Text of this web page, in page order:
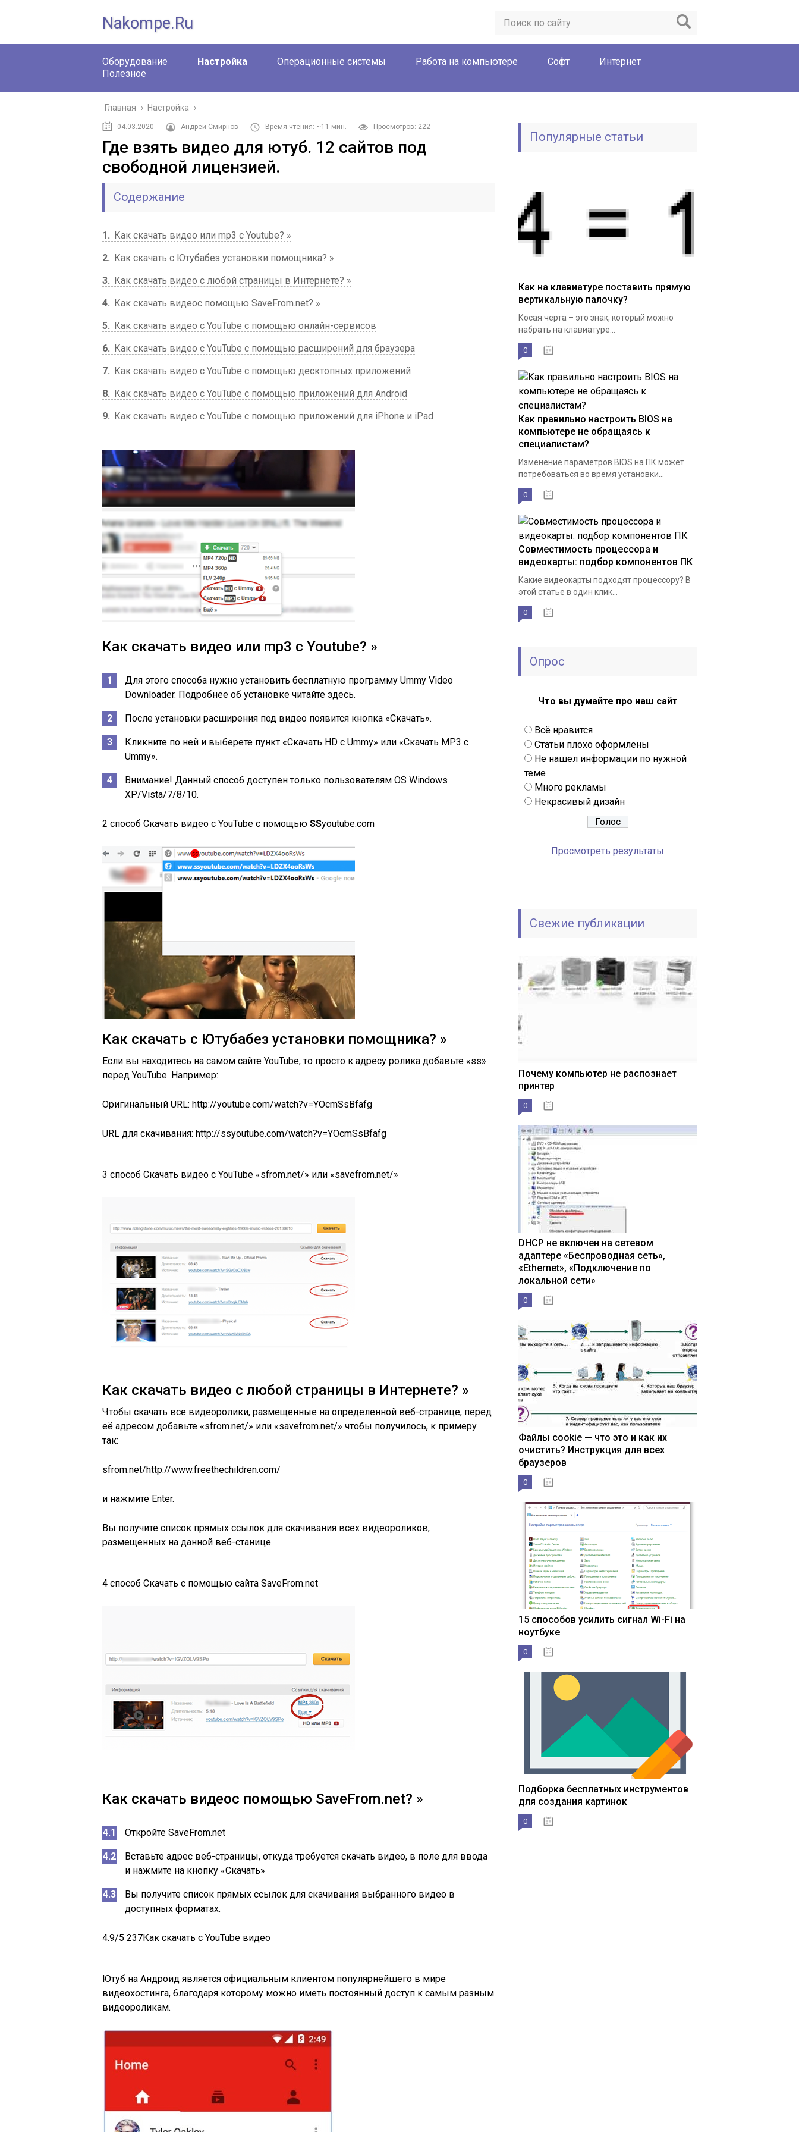
Nakompe.ru
Оборудование Настройка Операционные системы Работа на компьютере Софт
Интернет
Полезное
Главная › Настройка ›
04.03.2020 Андрей Смирнов Время чтения: ~11 мин. Просмотров: 222
Где взять видео для ютуб. 12 сайтов под
свободной лицензией.
Содержание
1
Как скачать видео или mp3 с Youtube? »
2
Как скачать с Ютубабез установки помощника? »
3
Как скачать видео с любой страницы в Интернете? »
4
Как скачать видеос помощью SaveFrom.net? »
5
Как скачать видео с YouTube с помощью онлайн-сервисов
6
Как скачать видео с YouTube с помощью расширений для браузера
7
Как скачать видео с YouTube с помощью десктопных приложений
8
Как скачать видео с YouTube с помощью приложений для Android
9
Как скачать видео с YouTube с помощью приложений для iPhone и iPad
Как скачать видео или mp3 с Youtube? »
Для этого способа нужно установить бесплатную программу Ummy Video
Downloader. Подробнее об установке читайте здесь.
После установки расширения под видео появится кнопка «Скачать».
Кликните по ней и выберете пункт «Скачать HD с Ummy» или «Скачать MP3 с
Ummy».
Внимание! Данный способ доступен только пользователям OS Windows
XP/Vista/7/8/10.
2 способ Скачать видео с YouTube с помощью SSyoutube.com
Как скачать с Ютубабез установки помощника? »
Если вы находитесь на самом сайте YouTube, то просто к адресу ролика добавьте «ss»
перед YouTube. Например:
Оригинальный URL: http://youtube.com/watch?v=YOcmSsBfafg
URL для скачивания: http://ssyoutube.com/watch?v=YOcmSsBfafg
3 способ Скачать видео с YouTube «sfrom.net/» или «savefrom.net/»
Как скачать видео с любой страницы в Интернете? »
Чтобы скачать все видеоролики, размещенные на определенной веб-странице, перед
её адресом добавьте «sfrom.net/» или «savefrom.net/» чтобы получилось, к примеру
так:
sfrom.net/http://www.freethechildren.com/
и нажмите Enter.
Вы получите список прямых ссылок для скачивания всех видеороликов,
размещенных на данной веб-станице.
4 способ Скачать с помощью сайта SaveFrom.net
Как скачать видеос помощью SaveFrom.net? »
Откройте SaveFrom.net
Вставьте адрес веб-страницы, откуда требуется скачать видео, в поле для ввода
и нажмите на кнопку «Скачать»
Вы получите список прямых ссылок для скачивания выбранного видео в
доступных форматах.
4.9/5 237Как скачать с YouTube видео
Ютуб на Андроид является официальным клиентом популярнейшего в мире
видеохостинга, благодаря которому можно иметь постоянный доступ к самым разным
видеороликам.
Популярные статьи
Как на клавиатуре поставить прямую
вертикальную палочку?
Косая черта – это знак, который можно
набрать на клавиатуре...
0
Как правильно настроить BIOS на
компьютере не обращаясь к
специалистам?
Изменение параметров BIOS на ПК может
потребоваться во время установки...
0
Совместимость процессора и
видеокарты: подбор компонентов ПК
Какие видеокарты подходят процессору? В
этой статье в один клик...
0
Опрос
Что вы думайте про наш сайт
Всё нравится
Статьи плохо оформлены
Не нашел информации по нужной
теме
Много рекламы
Некрасивый дизайн
Просмотреть результаты
Свежие публикации
Почему компьютер не распознает
принтер
0
DHCP не включен на сетевом
адаптере «Беспроводная сеть»,
«Ethernet», «Подключение по
локальной сети»
0
Файлы cookie — что это и как их
очистить? Инструкция для всех
браузеров
0
15 способов усилить сигнал Wi-Fi на
ноутбуке
0
Подборка бесплатных инструментов
для создания картинок
0